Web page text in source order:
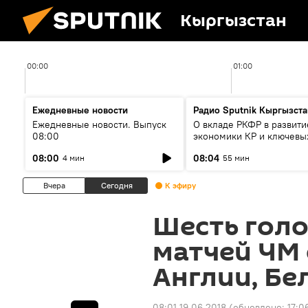
Кыргызстан
00:00 01:00
Ежедневные новости
Ежедневные новости. Выпуск
08:00
08:00 4 мин
Радио Sputnik
О вкладе РКФР в
экономики КР и
08:04 55 мин
Вчера Сегодня К эфиру
Шесть
матчей ЧМ
Англии,